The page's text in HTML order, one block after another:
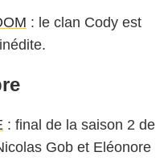
: le clan Cody est
: final de la saison 2 de
Gob et Eléonore